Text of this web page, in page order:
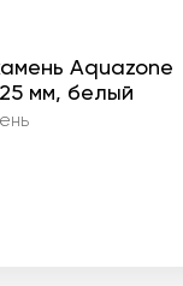
Aquazone
мм, белый